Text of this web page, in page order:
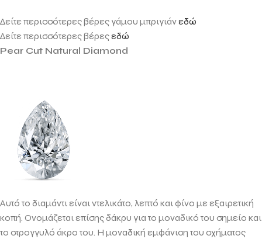
Δείτε περισσότερες βέρες γάμου μπριγιάνεδώ
Δείτε περισσότερες βέρεςεδώ
Pear Cut Natural Diamond
Αυτό το διαμάντι είναι ντελικάτο, λεπτό και φίνο με εξαιρετική
κοπή. Ονομάζεται επίσης δάκρυ για το μοναδικό του σημείο και
το στρογγυλό άκρο του. Η μοναδική εμφάνιση του σχήματος